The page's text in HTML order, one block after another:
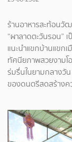
ร้านอาหารสะท้อนวั
“ผาลาดตะวันรอน”
แนะนำแขกบ้านแขก
ทัศนียภาพสวยงามโ
ร่มรื่นในยามกลางวั
ของดนตรีสดสร้างค